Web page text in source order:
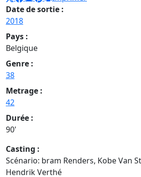
Date de sortie :
2018
Pays :
Belgique
Genre :
38
Metrage :
42
Durée :
90'
Casting :
Scénario: bram Renders, Kobe Van
Hendrik Verthé